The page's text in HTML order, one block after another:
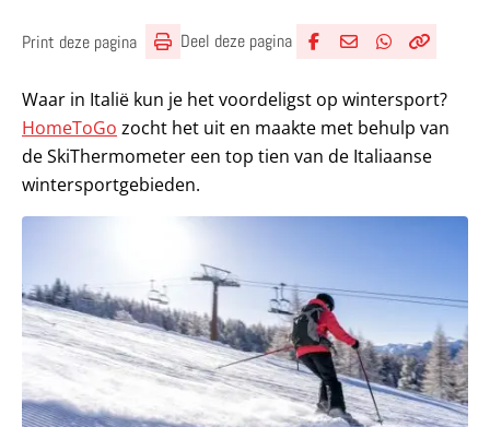
Print deze pagina Deel deze pagina
Waar in Italië kun je het voordeligst op wintersport?
HomeToGo zocht het uit en maakte met behulp van
de SkiThermometer een top tien van de Italiaanse
wintersportgebieden.